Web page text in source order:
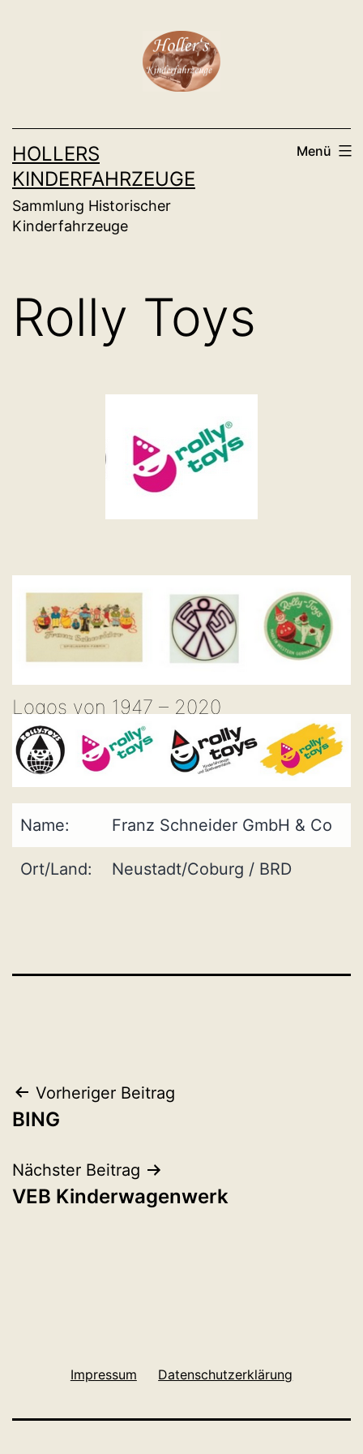
HOLLERS
KINDERFAHRZEUGE
Sammlung Historischer
Kinderfahrzeuge
Menü
Rolly Toys
Logos von 1947 – 2020
Name: Franz Schneider GmbH & Co
Ort/Land: Neustadt/Coburg / BRD
Beitragsnavigation
Vorheriger Beitrag
BING
Nächster Beitrag
VEB Kinderwagenwerk
Impressum Datenschutzerklärung